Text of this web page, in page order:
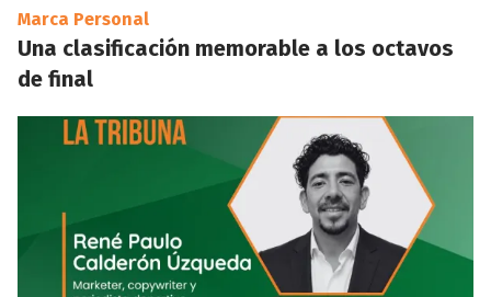
Marca Personal
Una clasificación memorable a los octavos
de final